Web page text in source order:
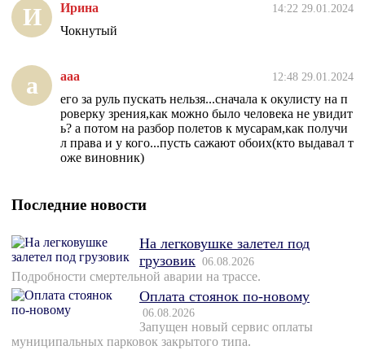
И Ирина 14:22 29.01.2024
Чокнутый
а ааа 12:48 29.01.2024
его за руль пускать нельзя...сначала к окулисту на п
роверку зрения,как можно было человека не увидит
ь? а потом на разбор полетов к мусарам,как получи
л права и у кого...пусть сажают обоих(кто выдавал т
оже виновник)
Последние новости
На легковушке залетел под
грузовик 06.08.2026
Подробности смертельной аварии на трассе.
Оплата стоянок по-новому
06.08.2026
Запущен новый сервис оплаты
муниципальных парковок закрытого типа.